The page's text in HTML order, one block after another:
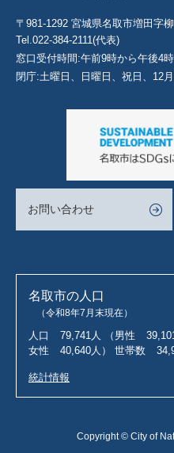
〒981-1292 宮城県名取市増田字
Tel.022-384-2111(代表)
窓口受付時間:午前9時から午後4
閉庁:土曜日、日曜日、祝日、12
お問い合わせ
名取市の人口
（令和8年7月末現在）
人口 79,741人 （男性
女性
40,640人） 世帯数
統計情報
Copyright © City of